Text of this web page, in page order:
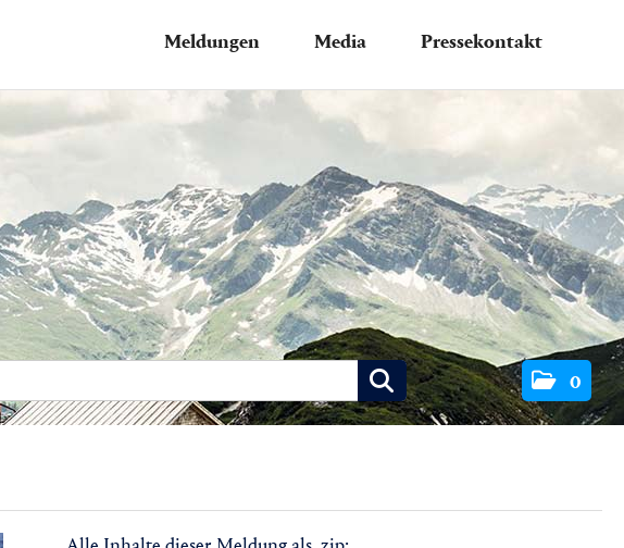
Meldungen Media Pressekontakt
0